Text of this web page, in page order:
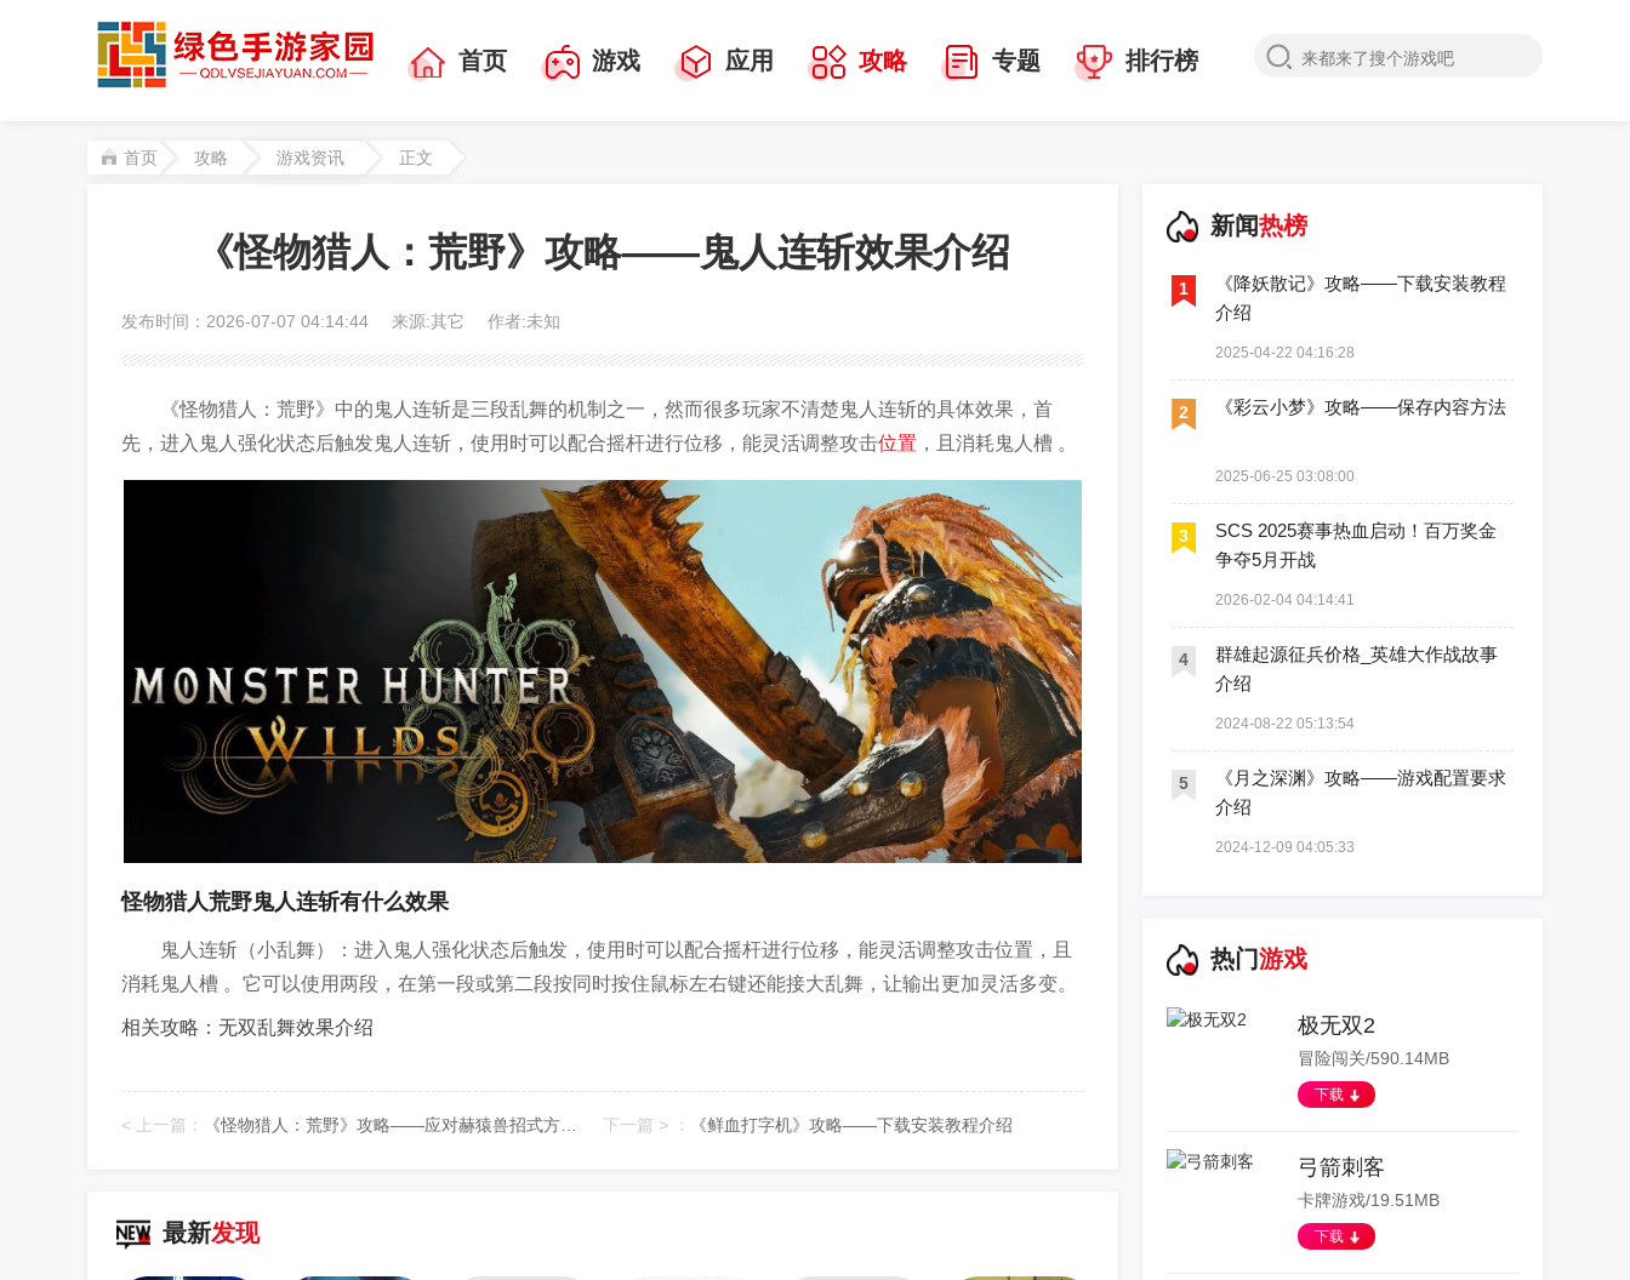
首页 游戏 应用 攻略 专题 排行榜
首页 攻略 游戏资讯 正文
《怪物猎人：荒野》攻略——鬼人连斩效果介绍
发布时间：2026-07-07 04:14:44 来源:其它 作者:未知
《怪物猎人：荒野》中的鬼人连斩是三段乱舞的机制之一，然而很多玩家不清楚鬼人连斩的具体效果，首
先，进入鬼人强化状态后触发鬼人连斩，使用时可以配合摇杆进行位移，能灵活调整攻击位置 ，且消耗鬼人槽 。
怪物猎人荒野鬼人连斩有什么效果
鬼人连斩（小乱舞）：进入鬼人强化状态后触发，使用时可以配合摇杆进行位移，能灵活调整攻击位置，且
消耗鬼人槽 。它可以使用两段，在第一段或第二段按同时按住鼠标左右键还能接大乱舞，让输出更加灵活多变。
相关攻略：无双乱舞效果介绍
上一篇： 下一篇 > ： 《鲜血打字机》攻略——下载安装教程介绍
最新发现
新闻热榜
1
《降妖散记》攻略——下载安装教程
介绍
2025-04-22 04:16:28
2 《彩云小梦》攻略——保存内容方法
2025-06-25 03:08:00
3
SCS 2025赛事热血启动！百万奖金
争夺5月开战
2026-02-04 04:14:41
4
群雄起源征兵价格_英雄大作战故事
介绍
2024-08-22 05:13:54
5
《月之深渊》攻略——游戏配置要求
介绍
2024-12-09 04:05:33
热门游戏
极无双2
冒险闯关/590.14MB
下载
弓箭刺客
卡牌游戏/19.51MB
下载